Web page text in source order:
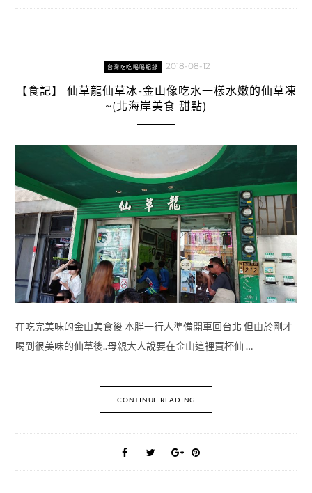
台灣吃吃喝喝紀錄 2018-08-12
【食記】 仙草龍仙草冰-金山像吃水一樣水嫩的仙草凍
~(北海岸美食 甜點)
在吃完美味的金山美食後 本胖一行人準備開車回台北 但由於剛才
喝到很美味的仙草後..母親大人說要在金山這裡買杯仙 …
CONTINUE READING